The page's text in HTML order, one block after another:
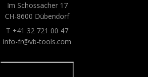
Im Schossacher 17
CH-8600 Dübendorf
T +41 32 721 00 47
info-fr@vb-tools.com